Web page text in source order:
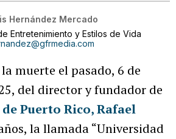
Hernández Mercado
Entretenimiento y Estilos de Vida
muerte el pasado, 6 de
del director y fundador de
Puerto Rico, Rafael
la llamada “Universidad